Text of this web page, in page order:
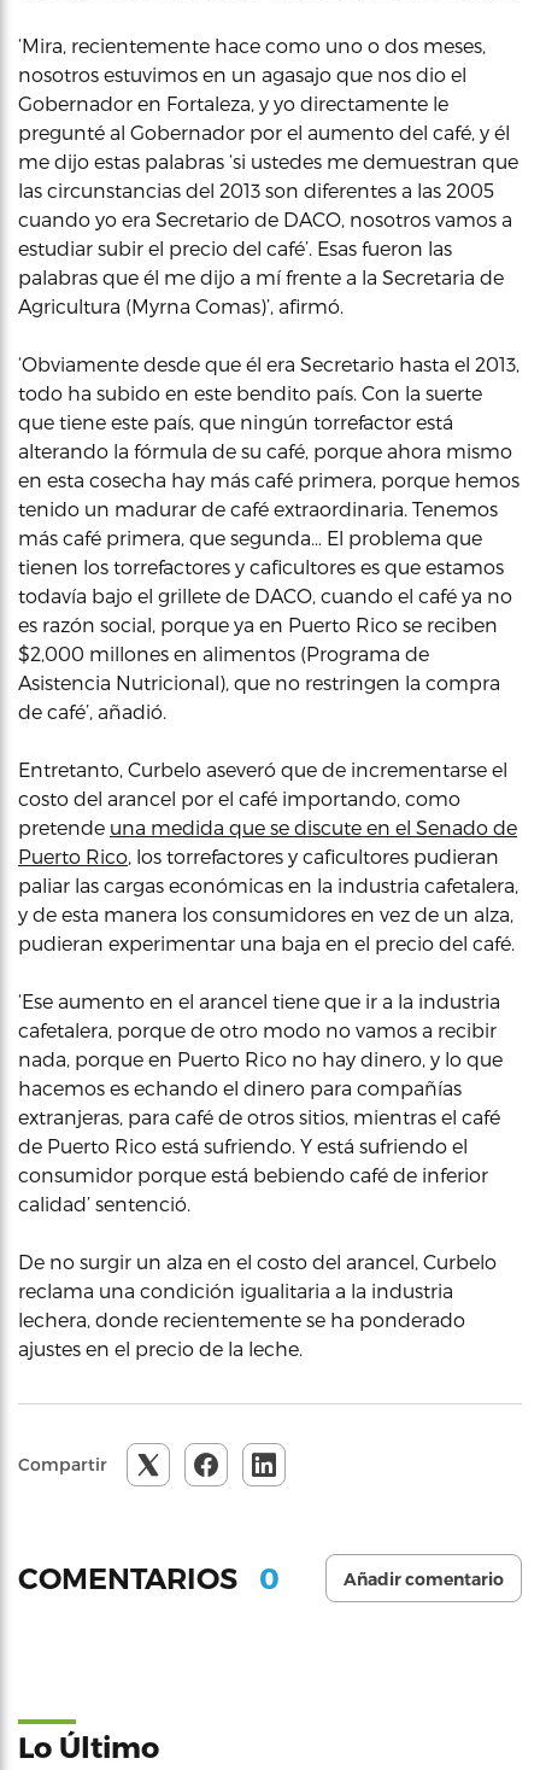
‘Mira, recientemente hace como uno o dos meses,
nosotros estuvimos en un agasajo que nos dio el
Gobernador en Fortaleza, y yo directamente le
pregunté al Gobernador por el aumento del café, y él
me dijo estas palabras ‘si ustedes me demuestran que
las circunstancias del 2013 son diferentes a las 2005
cuando yo era Secretario de DACO, nosotros vamos a
estudiar subir el precio del café’. Esas fueron las
palabras que él me dijo a mí frente a la Secretaria de
Agricultura (Myrna Comas)’, afirmó.
‘Obviamente desde que él era Secretario hasta el 2013,
todo ha subido en este bendito país. Con la suerte
que tiene este país, que ningún torrefactor está
alterando la fórmula de su café, porque ahora mismo
en esta cosecha hay más café primera, porque hemos
tenido un madurar de café extraordinaria. Tenemos
más café primera, que segunda… El problema que
tienen los torrefactores y caficultores es que estamos
todavía bajo el grillete de DACO, cuando el café ya no
es razón social, porque ya en Puerto Rico se reciben
$2,000 millones en alimentos (Programa de
Asistencia Nutricional), que no restringen la compra
de café’, añadió.
Entretanto, Curbelo aseveró que de incrementarse el
costo del arancel por el café importando, como
pretende una medida que se discute en el Senado de
Puerto Rico, los torrefactores y caficultores pudieran
paliar las cargas económicas en la industria cafetalera,
y de esta manera los consumidores en vez de un alza,
pudieran experimentar una baja en el precio del café.
‘Ese aumento en el arancel tiene que ir a la industria
cafetalera, porque de otro modo no vamos a recibir
nada, porque en Puerto Rico no hay dinero, y lo que
hacemos es echando el dinero para compañías
extranjeras, para café de otros sitios, mientras el café
de Puerto Rico está sufriendo. Y está sufriendo el
consumidor porque está bebiendo café de inferior
calidad’ sentenció.
De no surgir un alza en el costo del arancel, Curbelo
reclama una condición igualitaria a la industria
lechera, donde recientemente se ha ponderado
ajustes en el precio de la leche.
Compartir
COMENTARIOS 0 Añadir comentario
Lo Último